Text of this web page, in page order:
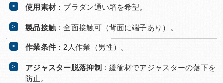
使用素材：プラダン通い箱を希望。
製品接触 ：全面接触可（背面に端子あり）。
作業条件：2人作業（男性）。
アジャスター脱落抑制 ：緩衝材でアジャスターの落下を
防止。